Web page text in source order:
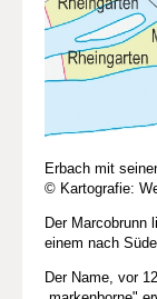
Erbach mit
© Kartografie:
Der Marcobrunn
einem nach
Der Name, vor